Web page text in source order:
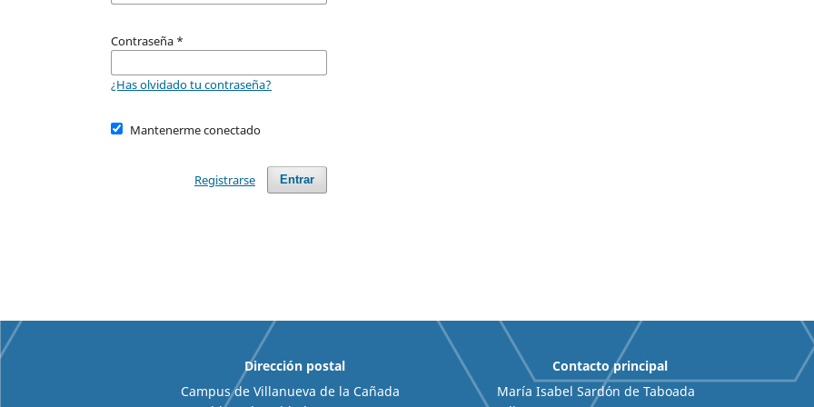
Contraseña *
¿Has olvidado tu contraseña?
Mantenerme conectado
Entrar
Registrarse
Dirección postal
Campus de Villanueva de la Cañada
Contacto principal
María Isabel Sardón de Taboada